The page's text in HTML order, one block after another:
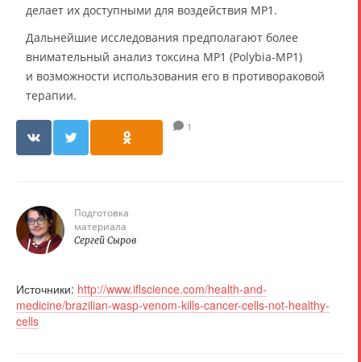
делает их доступными для воздействия MP1.
Дальнейшие исследования предполагают более
внимательный анализ токсина MP1 (Polybia-MP1)
и возможности использования его в противораковой
терапии.
1
Подготовка
материала
Сергей Сыров
Источники: http://www.iflscience.com/health-and-
medicine/brazilian-wasp-venom-kills-cancer-cells-not-healthy-
cells